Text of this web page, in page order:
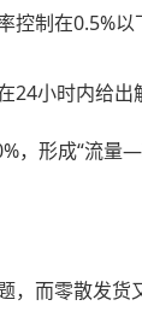
制在0.5%以
小时内给
，形成“流量
而零散发